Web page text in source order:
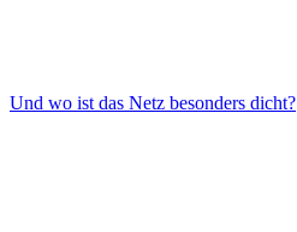
Und wo ist das Netz besonders dicht?